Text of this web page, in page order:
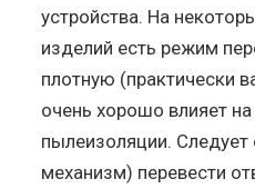
устройства. На
изделий есть режим
плотную (практически
очень хорошо влияет
пылеизоляции. Следует
механизм) перевести